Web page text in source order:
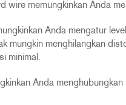
wire memungkinkan Anda
Anda mengatur
mungkin menghilangkan
minimal.
Anda